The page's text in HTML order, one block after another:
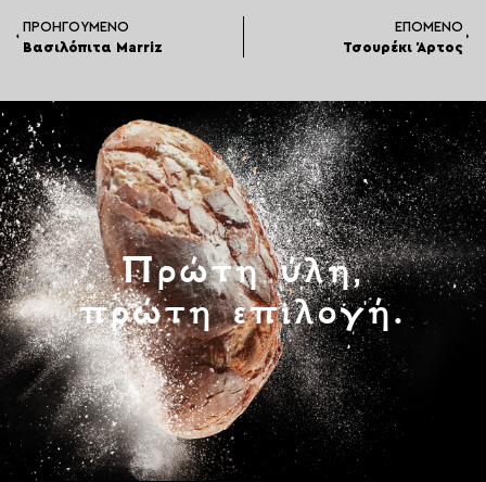
ΠΡΟΗΓΟΎΜΕΝΟ
Βασιλόπιτα Marriz
ΕΠΌΜΕΝΟ
Τσουρέκι Άρτος
Πρώτη ύλη,
πρώτη επιλογή.